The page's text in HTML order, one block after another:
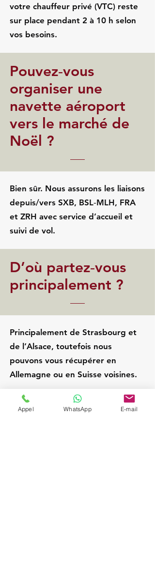
votre chauffeur privé (VTC) reste
sur place pendant 2 à 10 h selon
vos besoins.
Pouvez‑vous
organiser une
navette aéroport
vers le marché de
Noël ?
Bien sûr. Nous assurons les liaisons
depuis/vers SXB, BSL‑MLH, FRA
et ZRH avec service d’accueil et
suivi de vol.
D’où partez‑vous
principalement ?
Principalement de Strasbourg et
de l’Alsace, toutefois nous
pouvons vous récupérer en
Allemagne ou en Suisse voisines.
Kehl
Appel WhatsApp E-mail